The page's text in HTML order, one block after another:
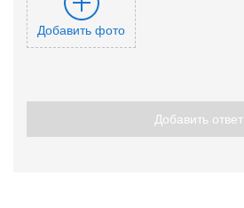
Добавить фото
Добавить ответ